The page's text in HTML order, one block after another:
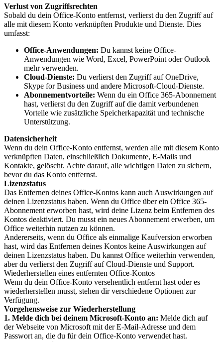
Verlust von Zugriffsrechten
Sobald du dein Office-Konto entfernst, verlierst du den Zugriff auf
alle mit diesem Konto verknüpften Produkte und Dienste. Dies
umfasst:
Office-Anwendungen: Du kannst keine Office-
Anwendungen wie Word, Excel, PowerPoint oder Outlook
mehr verwenden.
Cloud-Dienste: Du verlierst den Zugriff auf OneDrive,
Skype for Business und andere Microsoft-Cloud-Dienste.
Abonnementvorteile: Wenn du ein Office 365-Abonnement
hast, verlierst du den Zugriff auf die damit verbundenen
Vorteile wie zusätzliche Speicherkapazität und technische
Unterstützung.
Datensicherheit
Wenn du dein Office-Konto entfernst, werden alle mit diesem Konto
verknüpften Daten, einschließlich Dokumente, E-Mails und
Kontakte, gelöscht. Achte darauf, alle wichtigen Daten zu sichern,
bevor du das Konto entfernst.
Lizenzstatus
Das Entfernen deines Office-Kontos kann auch Auswirkungen auf
deinen Lizenzstatus haben. Wenn du Office über ein Office 365-
Abonnement erworben hast, wird deine Lizenz beim Entfernen des
Kontos deaktiviert. Du musst ein neues Abonnement erwerben, um
Office weiterhin nutzen zu können.
Andererseits, wenn du Office als einmalige Kaufversion erworben
hast, wird das Entfernen deines Kontos keine Auswirkungen auf
deinen Lizenzstatus haben. Du kannst Office weiterhin verwenden,
aber du verlierst den Zugriff auf Cloud-Dienste und Support.
Wiederherstellen eines entfernten Office-Kontos
Wenn du dein Office-Konto versehentlich entfernt hast oder es
wiederherstellen musst, stehen dir verschiedene Optionen zur
Verfügung.
Vorgehensweise zur Wiederherstellung
1. Melde dich bei deinem Microsoft-Konto an: Melde dich auf
der Webseite von Microsoft mit der E-Mail-Adresse und dem
Passwort an, die du für dein Office-Konto verwendet hast.